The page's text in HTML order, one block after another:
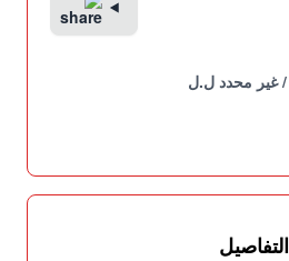
/ غير محدد ل.ل
التفاصيل